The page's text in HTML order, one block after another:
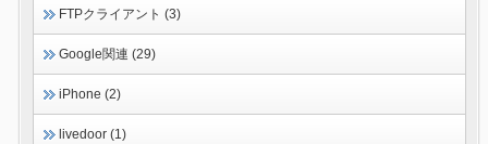
FTPクライアント (3)
Google関連 (29)
iPhone (2)
livedoor (1)